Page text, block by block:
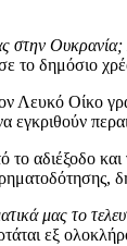
στην Ουκρανία;
το δημόσιο
Λευκό Οίκο
εγκριθούν
αδιέξοδο και
μας το
εξ